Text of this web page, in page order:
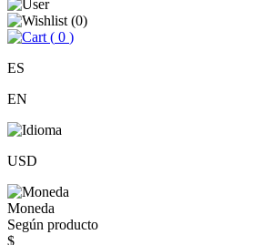
(0)
( 0 )
ES
EN
USD
Moneda
Según producto
$